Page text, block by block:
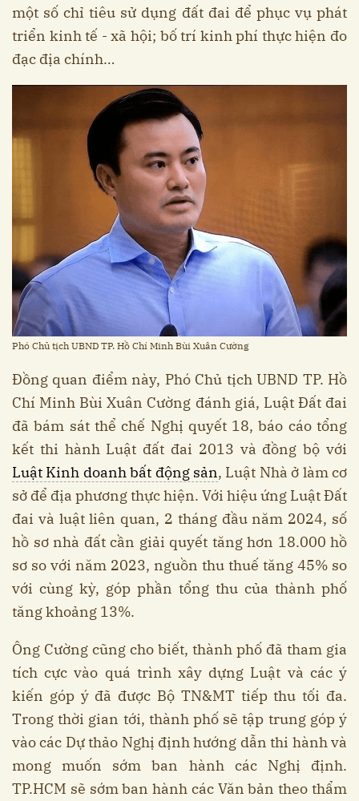
một số chỉ tiêu sử dụng đất đai để phục vụ phát
triển kinh tế - xã hội; bố trí kinh phí thực hiện đo
đạc địa chính…
Phó Chủ tịch UBND TP. Hồ Chí Minh Bùi Xuân Cường
Đồng quan điểm này, Phó Chủ tịch UBND TP. Hồ
Chí Minh Bùi Xuân Cường đánh giá, Luật Đất đai
đã bám sát thể chế Nghị quyết 18, báo cáo tổng
kết thi hành Luật đất đai 2013 và đồng bộ với
Luật Kinh doanh bất động sản, Luật Nhà ở làm cơ
sở để địa phương thực hiện. Với hiệu ứng Luật Đất
đai và luật liên quan, 2 tháng đầu năm 2024, số
hồ sơ nhà đất cần giải quyết tăng hơn 18.000 hồ
sơ so với năm 2023, nguồn thu thuế tăng 45% so
với cùng kỳ, góp phần tổng thu của thành phố
tăng khoảng 13%.
Ông Cường cũng cho biết, thành phố đã tham gia
tích cực vào quá trình xây dựng Luật và các ý
kiến góp ý đã được Bộ TN&MT tiếp thu tối đa.
Trong thời gian tới, thành phố sẽ tập trung góp ý
vào các Dự thảo Nghị định hướng dẫn thi hành và
mong muốn sớm ban hành các Nghị định.
TP.HCM sẽ sớm ban hành các Văn bản theo thẩm